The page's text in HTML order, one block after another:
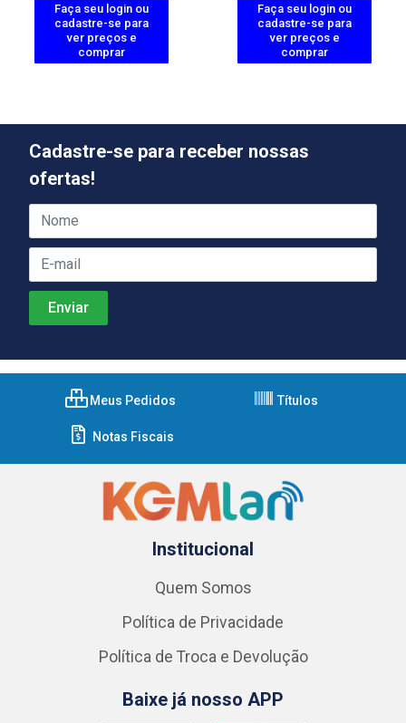
Faça seu login ou
cadastre-se para
ver preços e
comprar
Faça seu login ou
cadastre-se para
ver preços e
comprar
Cadastre-se para receber nossas
ofertas!
Meus Pedidos Títulos
Notas Fiscais
Institucional
Quem Somos
Política de Privacidade
Política de Troca e Devolução
Baixe já nosso APP